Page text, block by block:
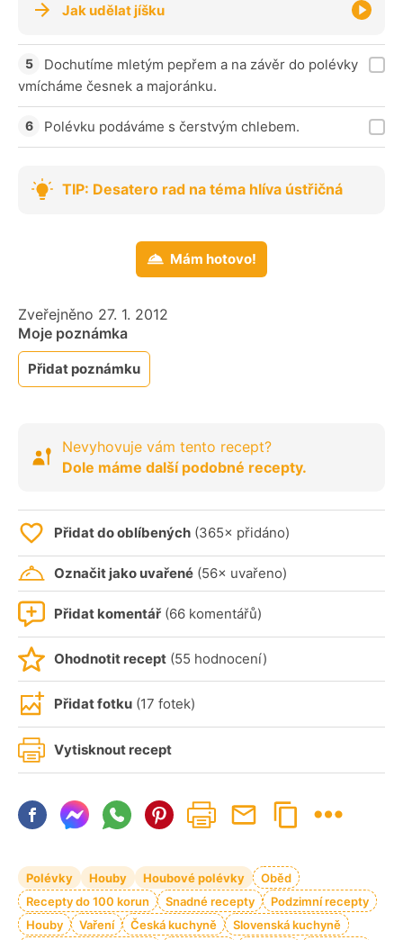
Jak udělat jíšku
Dochutíme mletým pepřem a na závěr do polévky
vmícháme česnek a majoránku.
Polévku podáváme s čerstvým chlebem.
TIP: Desatero rad na téma hlíva ústřičná
Mám hotovo!
Zveřejněno 27. 1. 2012
Moje poznámka
Přidat poznámku
Nevyhovuje vám tento recept?
Dole máme další podobné recepty.
Přidat do oblíbených (365× přidáno)
Označit jako uvařené (56× uvařeno)
Přidat komentář (66 komentářů)
Ohodnotit recept (55 hodnocení)
Přidat fotku (17 fotek)
Vytisknout recept
Polévky Houby Houbové polévky
Oběd
Recepty do 100 korun
Snadné recepty
Podzimní recepty
Houby
Vaření Česká kuchyně Slovenská kuchyně